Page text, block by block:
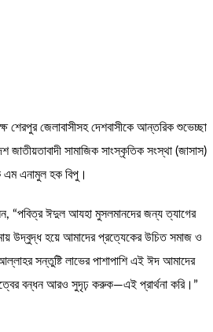
জেলাবাসীসহ দেশবাসীকে আন্তরিক শুভেচ্ছা
জাতীয়তাবাদী সামাজিক সাংস্কৃতিক সংস্থা (জাসাস)
এম এনামুল হক বিপু।
“পবিত্র ঈদুল আযহা মুসলমানদের জন্য ত্যাগের
উদ্বুদ্ধ হয়ে আমাদের প্রত্যেকের উচিত সমাজ ও
সন্তুষ্টি লাভের পাশাপাশি এই ঈদ আমাদের
বন্ধন আরও সুদৃঢ় করুক—এই প্রার্থনা করি।”